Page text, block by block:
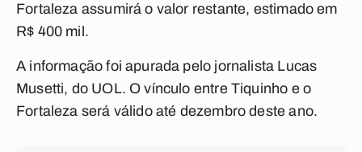
Fortaleza assumirá o valor restante, estimado em
R$ 400 mil.
A informação foi apurada pelo jornalista Lucas
Musetti, do UOL. O vínculo entre Tiquinho e o
Fortaleza será válido até dezembro deste ano.